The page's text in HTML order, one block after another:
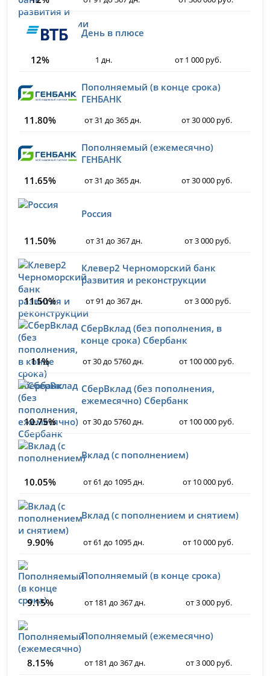
День в плюсе
12% 1 дн. от 1 000 руб.
Пополняемый (в конце срока)
ГЕНБАНК
11.80%
от 31 до 365 дн. от 30 000 руб.
Пополняемый (ежемесячно)
ГЕНБАНК
11.65%
от 31 до 365 дн. от 30 000 руб.
Россия
11.50% от 31 до 367 дн. от 3 000 руб.
Клевер2 Черноморский банк
развития и реконструкции
11.50%
от 91 до 367 дн. от 3 000 руб.
СберВклад (без пополнения, в
конце срока) Сбербанк
11%
от 30 до 5760 дн. от 100 000 руб.
СберВклад (без пополнения,
ежемесячно) Сбербанк
10.75%
от 30 до 5760 дн. от 100 000 руб.
Вклад (с пополнением)
10.05% от 61 до 1095 дн. от 10 000 руб.
Вклад (с пополнением и снятием)
9.90% от 61 до 1095 дн. от 10 000 руб.
Пополняемый (в конце срока)
9.15% от 181 до 367 дн. от 3 000 руб.
Пополняемый (ежемесячно)
8.15% от 181 до 367 дн. от 3 000 руб.